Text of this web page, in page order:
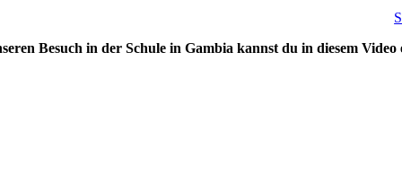
Besuch in der Schule in Gambia kannst du in diesem Video